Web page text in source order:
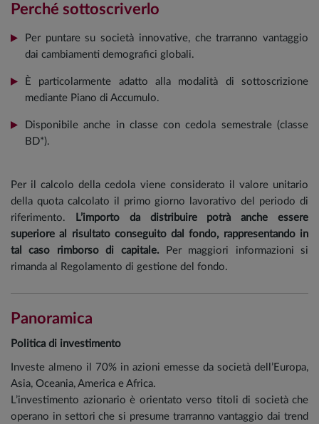
Perché sottoscriverlo
Per puntare su società innovative, che trarranno vantaggio
dai cambiamenti demografici globali.
È particolarmente adatto alla modalità di sottoscrizione
mediante Piano di Accumulo.
Disponibile anche in classe con cedola semestrale (classe
BD*).
Per il calcolo della cedola viene considerato il valore unitario
della quota calcolato il primo giorno lavorativo del periodo di
riferimento.
L’importo da distribuire potrà anche essere
superiore al risultato conseguito dal fondo, rappresentando in
tal caso rimborso di capitale.Per maggiori informazioni si
rimanda al Regolamento di gestione del fondo.
Panoramica
Politica di investimento
Investe almeno il 70% in azioni emesse da società dell’Europa,
Asia, Oceania, America e Africa.
L’investimento azionario è orientato verso titoli di società che
operano in settori che si presume trarranno vantaggio dai trend